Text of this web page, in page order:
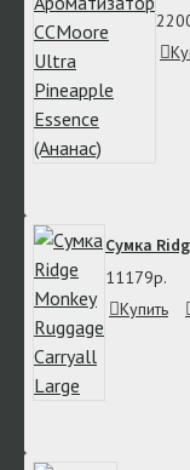
Сумка
11179р.
Купить